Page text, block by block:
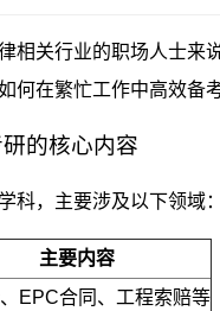
相关行业的职场人士来说
何在繁忙工作中高效备
的核心内容
科，主要涉及以下领域：
主要内容
EPC合同、工程索赔等